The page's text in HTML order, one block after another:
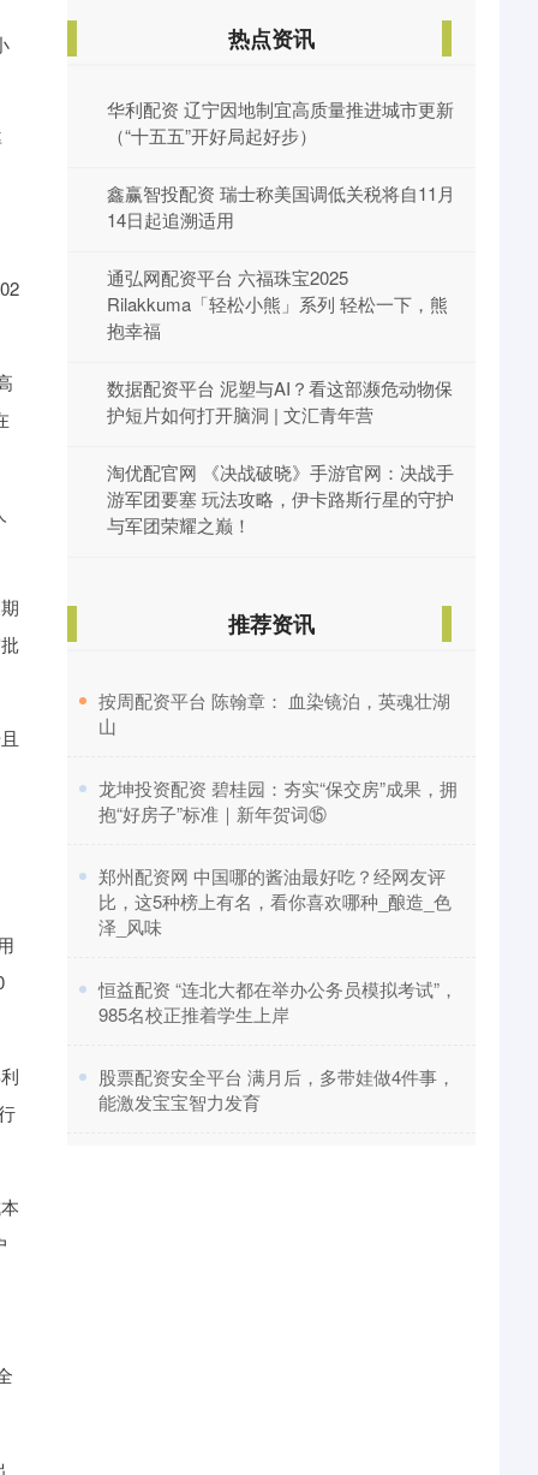
热点资讯
华利配资 辽宁因地制宜高质量推进城市更新
（“十五五”开好局起好步）
鑫赢智投配资 瑞士称美国调低关税将自11月
14日起追溯适用
通弘网配资平台 六福珠宝2025
Rilakkuma「轻松小熊」系列 轻松一下，熊
抱幸福
数据配资平台 泥塑与AI？看这部濒危动物保
护短片如何打开脑洞 | 文汇青年营
淘优配官网 《决战破晓》手游官网：决战手
游军团要塞 玩法攻略，伊卡路斯行星的守护
与军团荣耀之巅！
推荐资讯
​按周配资平台 陈翰章： 血染镜泊，英魂壮湖
山
​龙坤投资配资 碧桂园：夯实“保交房”成果，拥
抱“好房子”标准｜新年贺词⑮
​郑州配资网 中国哪的酱油最好吃？经网友评
比，这5种榜上有名，看你喜欢哪种_酿造_色
泽_风味
​恒益配资 “连北大都在举办公务员模拟考试”，
985名校正推着学生上岸
​股票配资安全平台 满月后，多带娃做4件事，
能激发宝宝智力发育